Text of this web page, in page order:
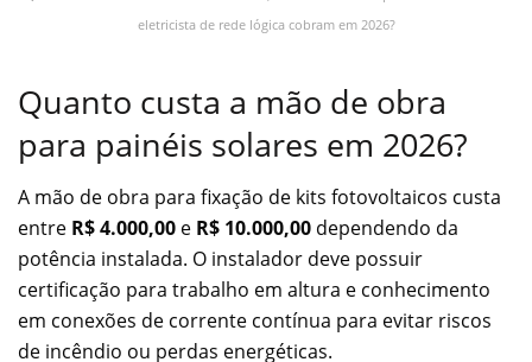
eletricista de rede lógica cobram em 2026?
Quanto custa a mão de obra
para painéis solares em 2026?
A mão de obra para fixação de kits fotovoltaicos custa
entre R$ 4.000,00 e R$ 10.000,00 dependendo da
potência instalada. O instalador deve possuir
certificação para trabalho em altura e conhecimento
em conexões de corrente contínua para evitar riscos
de incêndio ou perdas energéticas.